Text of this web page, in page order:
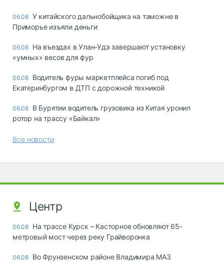
06.08 У китайского дальнобойщика на таможне в
Приморье изъяли деньги
06.08 Ha въeздax в Улaн-Удэ зaвepшaют ycтaнoвкy
«yмныx» вecoв для фyp
06.08 Водитель фуры маркетплейса погиб под
Екатеринбургом в ДТП с дорожной техникой
06.08 В Бурятии водитель грузовика из Китая уронил
ротор на трассу «Байкал»
Все новости
Центр
06.08 На трассе Курск – Касторное обновляют 65-
метровый мост через реку Грайворонка
06.08 Во Фрунзенском районе Владимира МАЗ